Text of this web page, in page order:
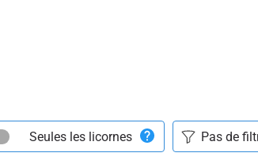
Seules les licornes